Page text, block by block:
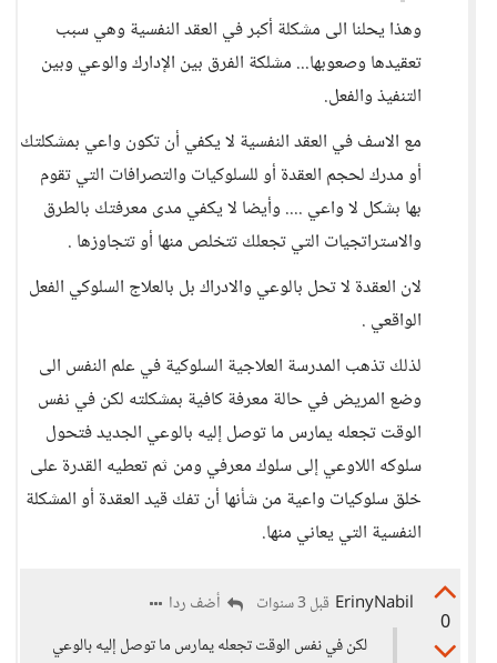
وهذا يحلنا الى مشكلة أكبر في العقد النفسية وهي سبب
تعقيدها وصعوبها... مشلكة الفرق بين الإدارك والوعي وبين
التنفيذ والفعل.
مع الاسف في العقد النفسية لا يكفي أن تكون واعي بمشكلتك
أو مدرك لحجم العقدة أو للسلوكيات والتصرافات التي تقوم
بها بشكل لا واعي .... وأيضا لا يكفي مدى معرفتك بالطرق
والاستراتجيات التي تجعلك تتخلص منها أو تتجاوزها .
لان العقدة لا تحل بالوعي والادراك بل بالعلاج السلوكي الفعل
الواقعي .
لذلك تذهب المدرسة العلاجية السلوكية في علم النفس الى
وضع المريض في حالة معرفة كافية بمشكلته لكن في نفس
الوقت تجعله يمارس ما توصل إليه بالوعي الجديد فتحول
سلوكه اللاوعي إلى سلوك معرفي ومن ثم تعطيه القدرة على
خلق سلوكيات واعية من شأنها أن تفك قيد العقدة أو المشكلة
النفسية التي يعاني منها.
0
ErinyNabil قبل 3 سنوات
أضف ردا
لكن في نفس الوقت تجعله يمارس ما توصل إليه بالوعي